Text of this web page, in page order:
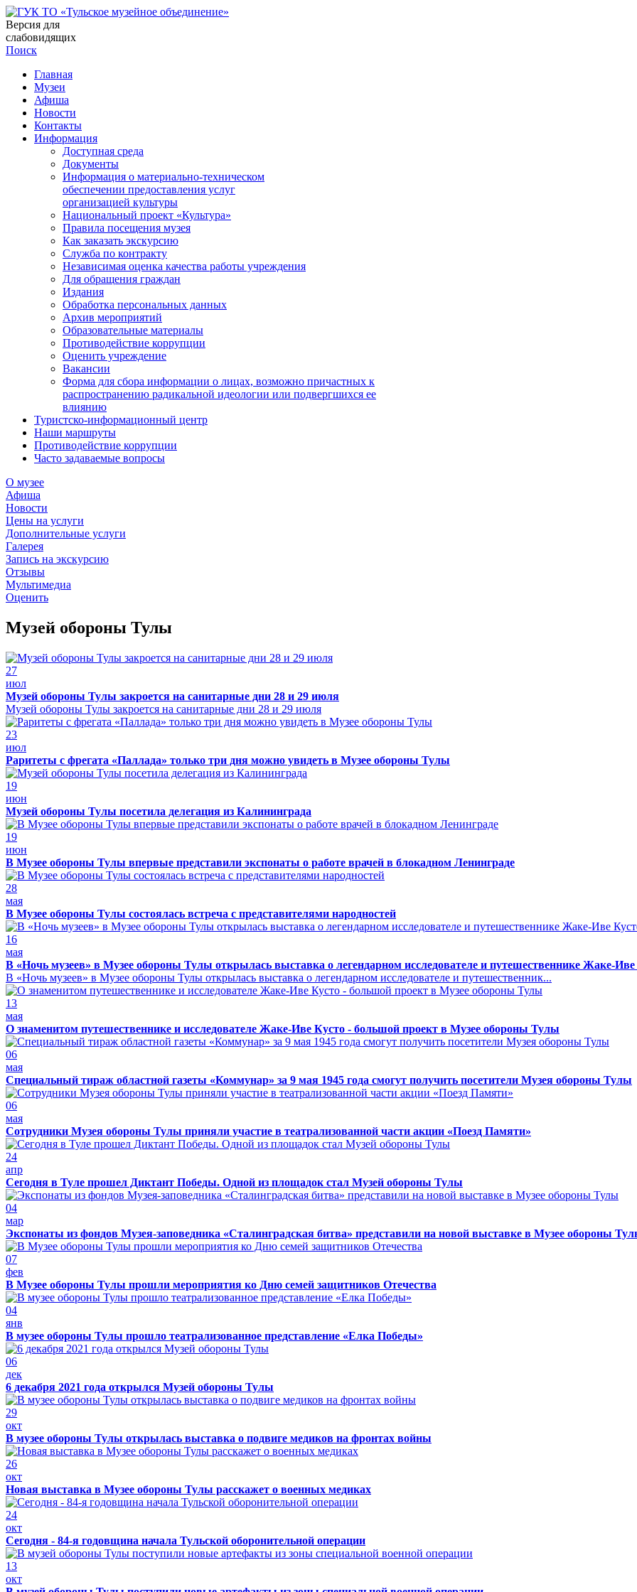
Версия для
слабовидящих
Поиск
Главная
Музеи
Афиша
Новости
Контакты
Информация
Доступная среда
Документы
Информация о материально-техническом
обеспечении предоставления услуг
организацией культуры
Национальный проект «Культура»
Правила посещения музея
Как заказать экскурсию
Служба по контракту
Независимая оценка качества работы учреждения
Для обращения граждан
Издания
Обработка персональных данных
Архив мероприятий
Образовательные материалы
Противодействие коррупции
Оценить учреждение
Вакансии
Форма для сбора информации о лицах, возможно причастных к
распространению радикальной идеологии или подвергшихся ее
влиянию
Туристско-информационный центр
Наши маршруты
Противодействие коррупции
Часто задаваемые вопросы
О музее
Афиша
Новости
Цены на услуги
Дополнительные услуги
Галерея
Запись на экскурсию
Отзывы
Мультимедиа
Оценить
Музей обороны Тулы
27
июл
Музей обороны Тулы закроется на санитарные дни 28 и 29 июля
Музей обороны Тулы закроется на санитарные дни 28 и 29 июля
23
июл
Раритеты с фрегата «Паллада» только три дня можно увидеть в Музее обороны Тулы
19
июн
Музей обороны Тулы посетила делегация из Калининграда
19
июн
В Музее обороны Тулы впервые представили экспонаты о работе врачей в блокадном Ленинграде
28
мая
В Музее обороны Тулы состоялась встреча с представителями народностей
16
мая
В «Ночь музеев» в Музее обороны Тулы открылась выставка о легендарном исследователе и путешественнике Жаке-
В «Ночь музеев» в Музее обороны Тулы открылась выставка о легендарном исследователе и путешественник...
13
мая
О знаменитом путешественнике и исследователе Жаке-Иве Кусто - большой проект в Музее обороны Тулы
06
мая
Специальный тираж областной газеты «Коммунар» за 9 мая 1945 года смогут получить посетители Музея обороны Тулы
06
мая
Сотрудники Музея обороны Тулы приняли участие в театрализованной части акции «Поезд Памяти»
24
апр
Сегодня в Туле прошел Диктант Победы. Одной из площадок стал Музей обороны Тулы
04
мар
Экспонаты из фондов Музея-заповедника «Сталинградская битва» представили на новой выставке в Музее обороны
07
фев
В Музее обороны Тулы прошли мероприятия ко Дню семей защитников Отечества
04
янв
В музее обороны Тулы прошло театрализованное представление «Елка Победы»
06
дек
6 декабря 2021 года открылся Музей обороны Тулы
29
окт
В музее обороны Тулы открылась выставка о подвиге медиков на фронтах войны
26
окт
Новая выставка в Музее обороны Тулы расскажет о военных медиках
24
окт
Сегодня - 84-я годовщина начала Тульской оборонительной операции
13
окт